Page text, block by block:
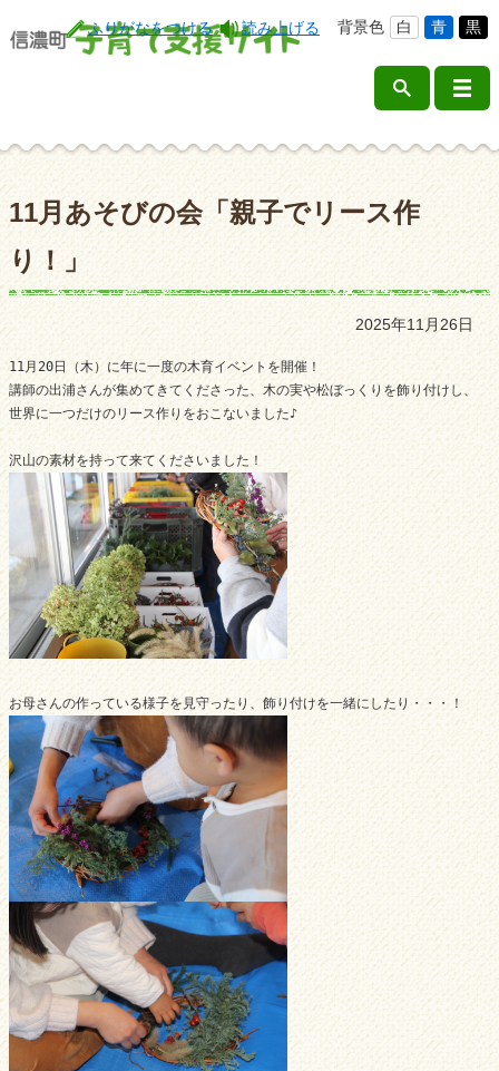
ふりがなをつける 読み上げる 背景色 白 青 黒
11月あそびの会「親子でリース作
り！」
2025年11月26日
11月20日（木）に年に一度の木育イベントを開催！
講師の出浦さんが集めてきてくださった、木の実や松ぼっくりを飾り付けし、
世界に一つだけのリース作りをおこないました♪
沢山の素材を持って来てくださいました！
お母さんの作っている様子を見守ったり、飾り付けを一緒にしたり・・・！